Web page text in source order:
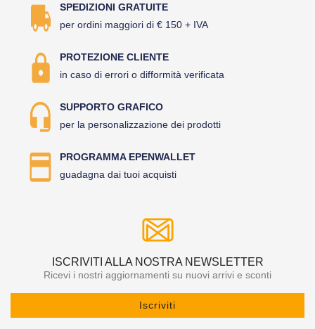
SPEDIZIONI GRATUITE
per ordini maggiori di € 150 + IVA
PROTEZIONE CLIENTE
in caso di errori o difformità verificata
SUPPORTO GRAFICO
per la personalizzazione dei prodotti
PROGRAMMA EPENWALLET
guadagna dai tuoi acquisti
ISCRIVITI ALLA NOSTRA NEWSLETTER
Ricevi i nostri aggiornamenti su nuovi arrivi e sconti
Iscriviti